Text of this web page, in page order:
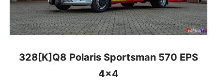
328[K]Q8 Polaris Sportsman 570 EPS
4×4